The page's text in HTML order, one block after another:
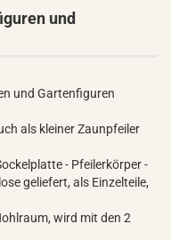
und
und Gartenfiguren
als kleiner Zaunpfeiler
- Pfeilerkörper -
geliefert, als Einzelteile,
wird mit den 2